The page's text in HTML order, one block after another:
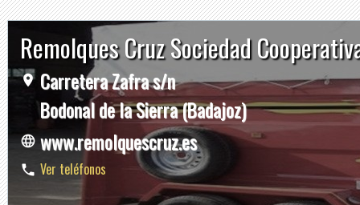
Remolques Cruz Sociedad
Carretera Zafra s/n
Bodonal de la Sierra (Badajoz)
www.remolquescruz.es
Ver teléfonos